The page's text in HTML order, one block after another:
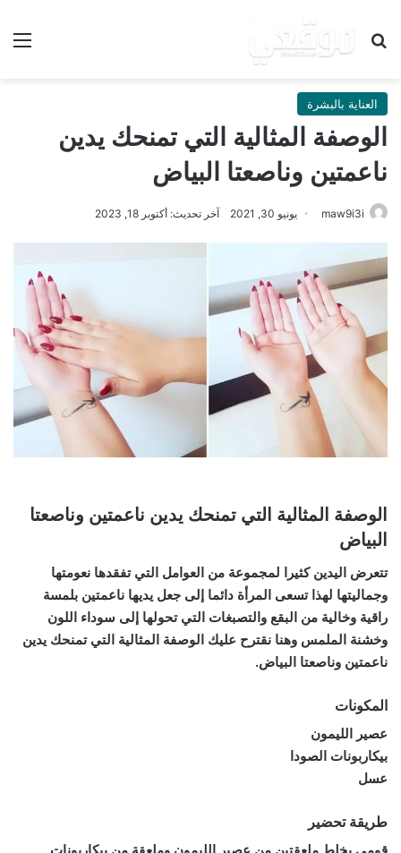
بحث عن
العناية بالبشرة
الوصفة المثالية التي تمنحك يدين
ناعمتين وناصعتا البياض
maw9i3i يونيو 30, 2021 آخر تحديث: أكتوبر 18, 2023
الوصفة المثالية التي تمنحك يدين ناعمتين وناصعتا
البياض
تتعرض اليدين كثيرا لمجموعة من العوامل التي تفقدها نعومتها
وجماليتها لهذا تسعى المرأة دائما إلى جعل يديها ناعمتين بلمسة
راقية وخالية من البقع والتصبغات التي تحولها إلى سوداء اللون
وخشنة الملمس وهنا نقترح عليك الوصفة المثالية التي تمنحك يدين
ناعمتين وناصعتا البياض.
المكونات
عصير الليمون
بيكاربونات الصودا
عسل
طريقة تحضير
قومي بخلط ملعقتين من عصير الليمون وملعقة من بيكاربونات